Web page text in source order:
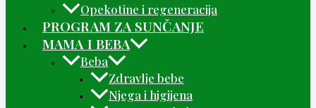
Opekotine i regeneracija
PROGRAM ZA SUNČANJE
MAMA I BEBA
Beba
Zdravlje bebe
Njega i higijena